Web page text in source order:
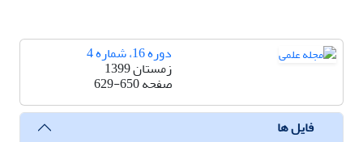
دوره 16، شماره 4
زمستان 1399
صفحه629-650
فایل ها